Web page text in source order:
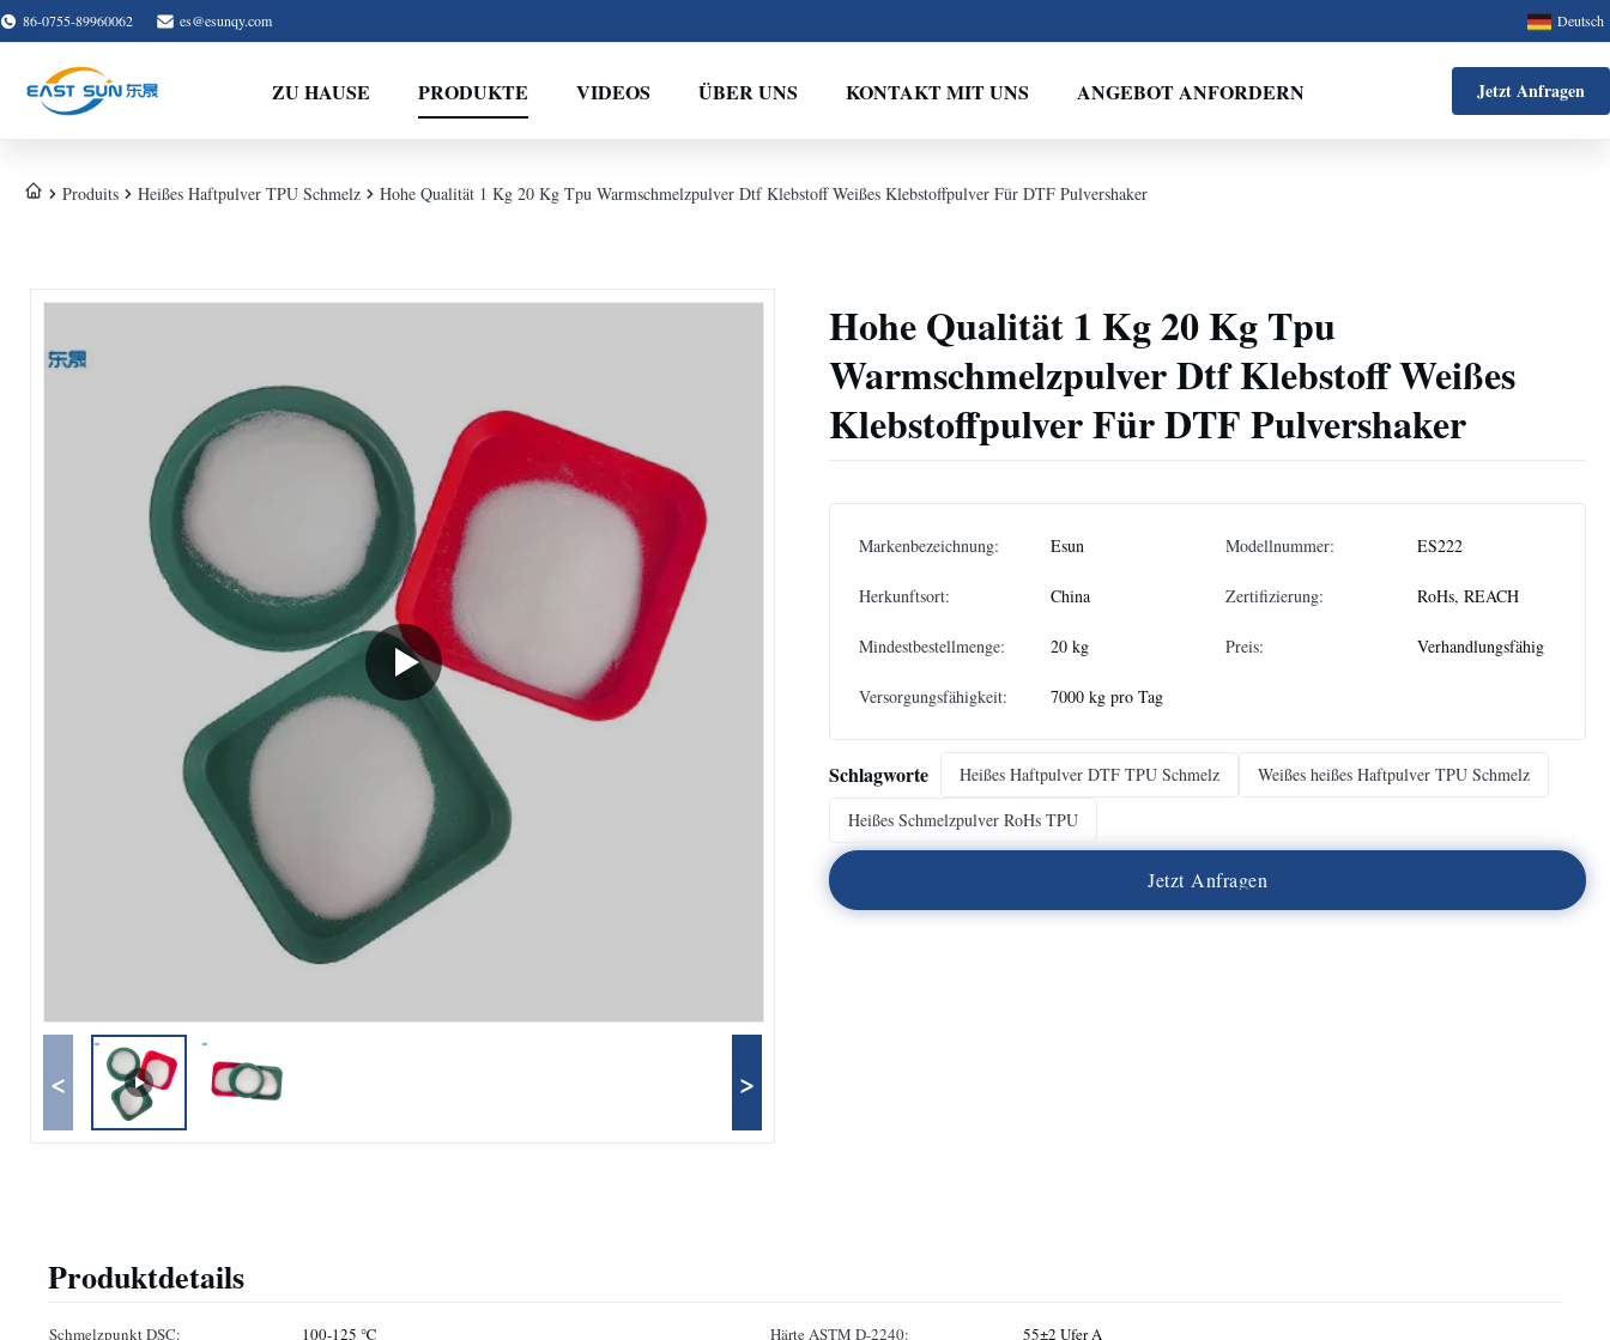
86-0755-89960062 es@esunqy.com Deutsch
ZU HAUSE PRODUKTE VIDEOS ÜBER UNS KONTAKT MIT UNS ANGEBOT ANFORDERN Jetzt Anfragen
Produits Heißes Haftpulver TPU Schmelz Hohe Qualität 1 Kg 20 Kg Tpu Warmschmelzpulver Dtf Klebstoff Weißes Klebstoffpulver Für DTF Pulvershaker
< >
Hohe Qualität 1 Kg 20 Kg Tpu
Warmschmelzpulver Dtf Klebstoff Weißes
Klebstoffpulver Für DTF Pulvershaker
Markenbezeichnung: Esun Modellnummer: ES222
Herkunftsort: China Zertifizierung: RoHs, REACH
Mindestbestellmenge: 20 kg Preis: Verhandlungsfähig
Versorgungsfähigkeit: 7000 kg pro Tag
Schlagworte Heißes Haftpulver DTF TPU Schmelz
Weißes heißes Haftpulver TPU Schmelz
Heißes Schmelzpulver RoHs TPU
Jetzt Anfragen
Produktdetails
Schmelzpunkt DSC: 100-125 ℃ Härte ASTM D-2240:
55±2 Ufer A